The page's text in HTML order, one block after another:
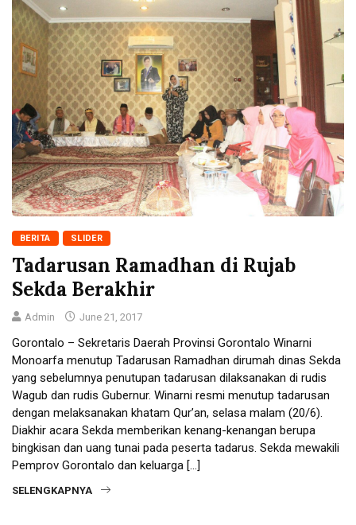
BERITA SLIDER
Tadarusan Ramadhan di Rujab
Sekda Berakhir
Admin June 21, 2017
Gorontalo – Sekretaris Daerah Provinsi Gorontalo Winarni
Monoarfa menutup Tadarusan Ramadhan dirumah dinas Sekda
yang sebelumnya penutupan tadarusan dilaksanakan di rudis
Wagub dan rudis Gubernur. Winarni resmi menutup tadarusan
dengan melaksanakan khatam Qur’an, selasa malam (20/6).
Diakhir acara Sekda memberikan kenang-kenangan berupa
bingkisan dan uang tunai pada peserta tadarus. Sekda mewakili
Pemprov Gorontalo dan keluarga […]
SELENGKAPNYA